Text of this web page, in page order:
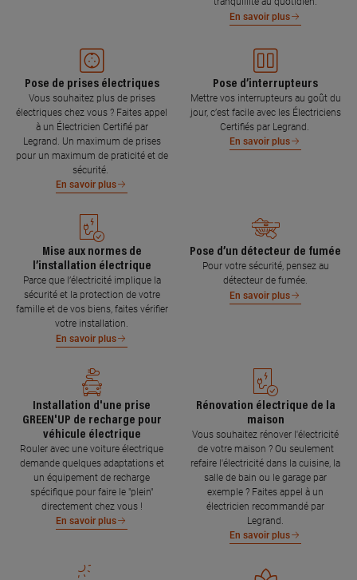
En savoir plus
Pose de prises électriques
Vous souhaitez plus de prises
électriques chez vous ? Faites appel
à un Électricien Certifié par
Legrand. Un maximum de prises
pour un maximum de praticité et de
sécurité.
En savoir plus
Pose d’interrupteurs
Mettre vos interrupteurs au goût du
jour, c’est facile avec les Électriciens
Certifiés par Legrand.
En savoir plus
Mise aux normes de
l’installation électrique
Parce que l’électricité implique la
sécurité et la protection de votre
famille et de vos biens, faites vérifier
votre installation.
En savoir plus
Pose d’un détecteur de fumée
Pour votre sécurité, pensez au
détecteur de fumée.
En savoir plus
Installation d'une prise
GREEN'UP de recharge pour
véhicule électrique
Rouler avec une voiture électrique
demande quelques adaptations et
un équipement de recharge
spécifique pour faire le "plein"
directement chez vous !
En savoir plus
Rénovation électrique de la
maison
Vous souhaitez rénover l'électricité
de votre maison ? Ou seulement
refaire l'électricité dans la cuisine, la
salle de bain ou le garage par
exemple ? Faites appel à un
électricien recommandé par
Legrand.
En savoir plus